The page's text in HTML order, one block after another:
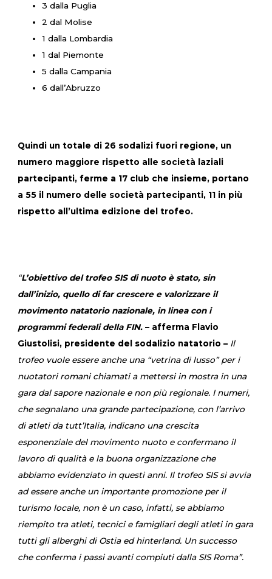
3 dalla Puglia
2 dal Molise
1 dalla Lombardia
1 dal Piemonte
5 dalla Campania
6 dall’Abruzzo
Quindi un totale di 26 sodalizi fuori regione, un
numero maggiore rispetto alle società laziali
partecipanti, ferme a 17 club che insieme, portano
a 55 il numero delle società partecipanti, 11 in più
rispetto all’ultima edizione del trofeo.
“L’obiettivo del trofeo SIS di nuoto è stato, sin
dall’inizio, quello di far crescere e valorizzare il
movimento natatorio nazionale, in linea con i
programmi federali della FIN.– afferma Flavio
Giustolisi, presidente del sodalizio natatorio – Il
trofeo vuole essere anche una “vetrina di lusso” per i
nuotatori romani chiamati a mettersi in mostra in una
gara dal sapore nazionale e non più regionale. I numeri,
che segnalano una grande partecipazione, con l’arrivo
di atleti da tutt’Italia, indicano una crescita
esponenziale del movimento nuoto e confermano il
lavoro di qualità e la buona organizzazione che
abbiamo evidenziato in questi anni. Il trofeo SIS si avvia
ad essere anche un importante promozione per il
turismo locale, non è un caso, infatti, se abbiamo
riempito tra atleti, tecnici e famigliari degli atleti in gara
tutti gli alberghi di Ostia ed hinterland. Un successo
che conferma i passi avanti compiuti dalla SIS Roma”.